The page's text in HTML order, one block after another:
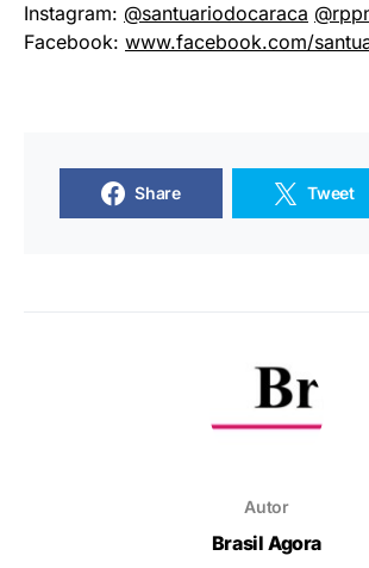
Instagram: @santuariodocaraca
Facebook: www.facebook.com/
Share Tweet
Autor
Brasil Agora